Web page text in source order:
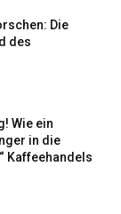
Die
des
Wie ein
in die
Kaffeehandels